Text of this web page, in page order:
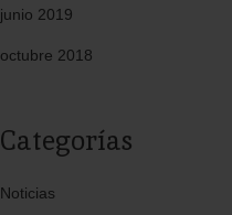
junio 2019
octubre 2018
Categorías
Noticias